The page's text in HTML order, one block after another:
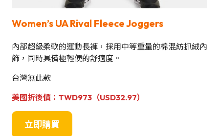
Women’s UA Rival Fleece Joggers
內部超級柔軟的運動長褲，採用中等重量的棉混紡抓絨內
飾，同時具備極輕便的舒適度。
台灣無此款
美國折後價 ：TWD973（USD32.97）
立即購買